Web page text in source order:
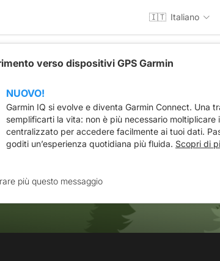
🇮🇹 Italiano
verso dispositivi GPS Garmin
NUOVO!
Garmin IQ si evolve e diventa Garmin Connect. Una
semplificarti la vita: non è più necessario
centralizzato per accedere facilmente ai tuoi dati.
goditi un’esperienza quotidiana più fluida. Scopri di
più questo messaggio